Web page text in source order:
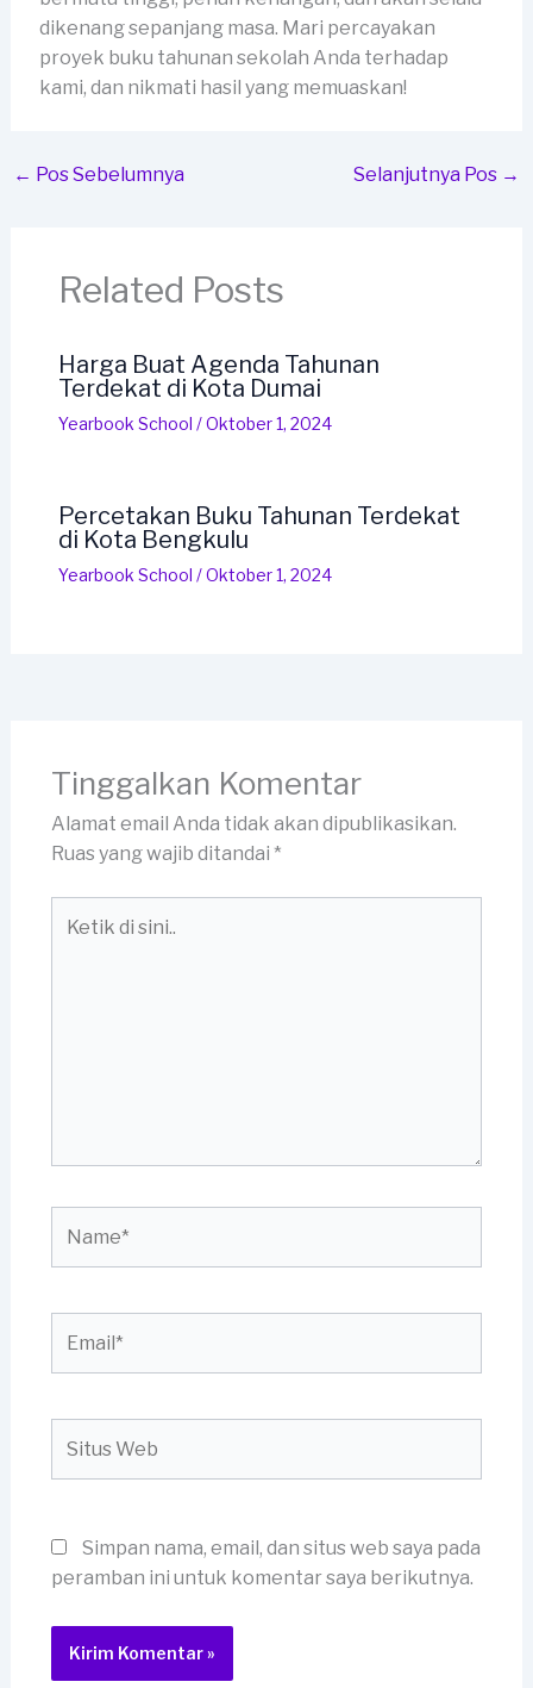
dikenang sepanjang masa. Mari percayakan
proyek buku tahunan sekolah Anda terhadap
kami, dan nikmati hasil yang memuaskan!
← Pos Sebelumnya Selanjutnya Pos →
Related Posts
Harga Buat Agenda Tahunan
Terdekat di Kota Dumai
Yearbook School /Oktober 1, 2024
Percetakan Buku Tahunan Terdekat
di Kota Bengkulu
Yearbook School /Oktober 1, 2024
Tinggalkan Komentar
Alamat email Anda tidak akan dipublikasikan.
Ruas yang wajib ditandai *
Web
Simpan nama, email, dan situs web saya pada
peramban ini untuk komentar saya berikutnya.